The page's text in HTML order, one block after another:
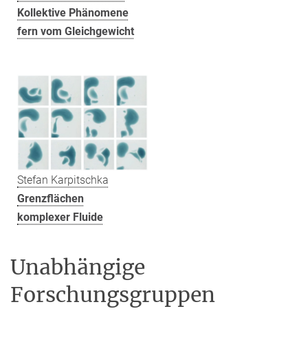
Kollektive Phänomene
fern vom Gleichgewicht
Stefan Karpitschka
Grenzflächen
komplexer Fluide
Unabhängige
Forschungsgruppen